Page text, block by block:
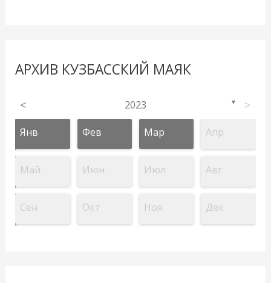
АРХИВ КУЗБАССКИЙ МАЯК
< 2023 ▼ >
Янв Фев Мар Апр
Май Июн Июл Авг
Сен Окт Ноя Дек